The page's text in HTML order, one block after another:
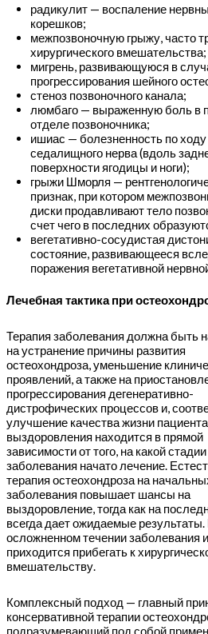
радикулит — воспаление
корешков;
межпозвоночную грыжу, часто
хирургического вмешательства;
мигрень, развивающуюся в
прогрессирования шейного
стеноз позвоночного канала;
люмбаго — выраженную боль в
отделе позвоночника;
ишиас — болезненность по ходу
седалищного нерва (вдоль
поверхности ягодицы и ноги);
грыжи Шморля —
признак, при котором
диски продавливают тело
счет чего в последних
вегетативно-сосудистая
состояние, развивающееся
поражения вегетативной
Лечебная тактика при
Терапия заболевания должна быть
на устранение причины развития
остеохондроза, уменьшение
проявлений, а также на
прогрессирования дегенеративно-
дистрофических процессов и,
улучшение качества жизни
выздоровления находится в прямой
зависимости от того, на какой стадии
заболевания начато лечение.
терапия остеохондроза на
заболевания повышает шансы на
выздоровление, тогда как на
всегда дает ожидаемые
осложненном течении заболевания
приходится прибегать к
вмешательству.
Комплексный подход — главный
консервативной терапии
подразумевающий под собой